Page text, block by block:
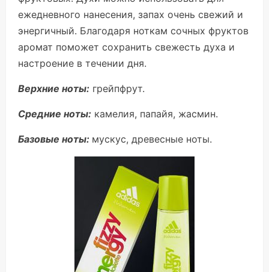
ежедневного нанесения, запах очень свежий и
энергичный. Благодаря ноткам сочных фруктов
аромат поможет сохранить свежесть духа и
настроение в течении дня.
Верхние ноты: грейпфрут.
Средние ноты: камелия, папайя, жасмин.
Базовые ноты: мускус, древесные ноты.